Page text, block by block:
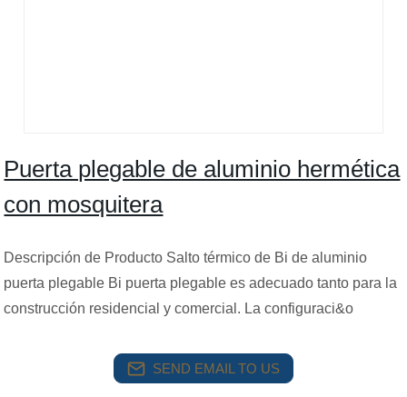
Puerta plegable de aluminio hermética
con mosquitera
Descripción de Producto Salto térmico de Bi de aluminio
puerta plegable Bi puerta plegable es adecuado tanto para la
construcción residencial y comercial. La configuraci&o
SEND EMAIL TO US